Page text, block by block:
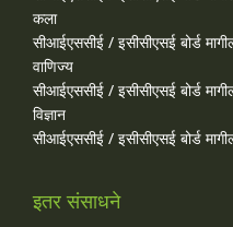
कला
सीआईएससीई / इसीसीएसई बोर्ड
वाणिज्य
सीआईएससीई / इसीसीएसई बोर्ड
विज्ञान
सीआईएससीई / इसीसीएसई बोर्ड
इतर संसाधने